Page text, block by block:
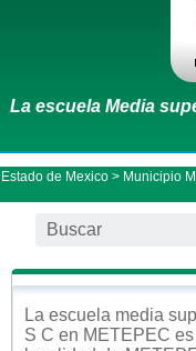
La escuela Media
Estado de Mexico> Municipio
La escuela media
S C en METEPEC